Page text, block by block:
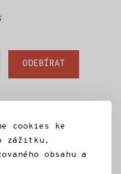
cookies ke
zážitku,
obsahu a
ODEBÍRAT
Městská knihovna
Jilm
Články